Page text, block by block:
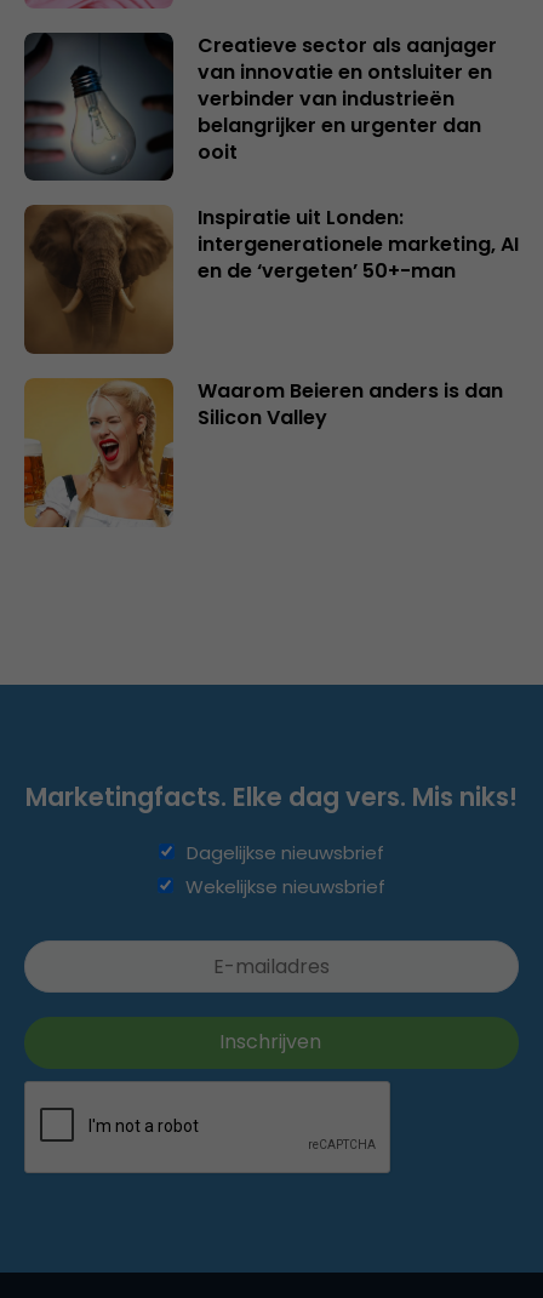
Creatieve sector als aanjager
van innovatie en ontsluiter en
verbinder van industrieën
belangrijker en urgenter dan
ooit
Inspiratie uit Londen:
intergenerationele marketing, AI
en de ‘vergeten’ 50+-man
Waarom Beieren anders is dan
Silicon Valley
Marketingfacts. Elke dag vers. Mis niks!
Dagelijkse nieuwsbrief
Wekelijkse nieuwsbrief